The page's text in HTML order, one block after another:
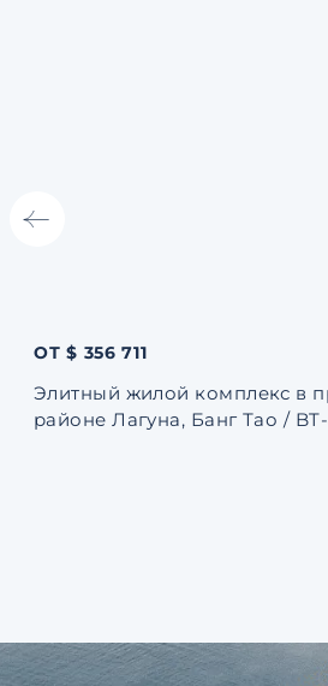
ОТ $ 356 711
Элитный жилой комплекс в
районе Лагуна, Банг Тао /